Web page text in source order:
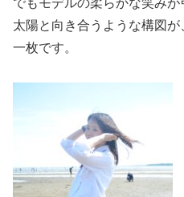
太陽と向き合うような構図
一枚です。